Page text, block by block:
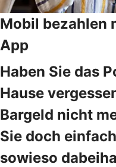
Mobil bezahlen
App
Haben Sie das
Hause
Bargeld nicht
Sie doch
sowieso